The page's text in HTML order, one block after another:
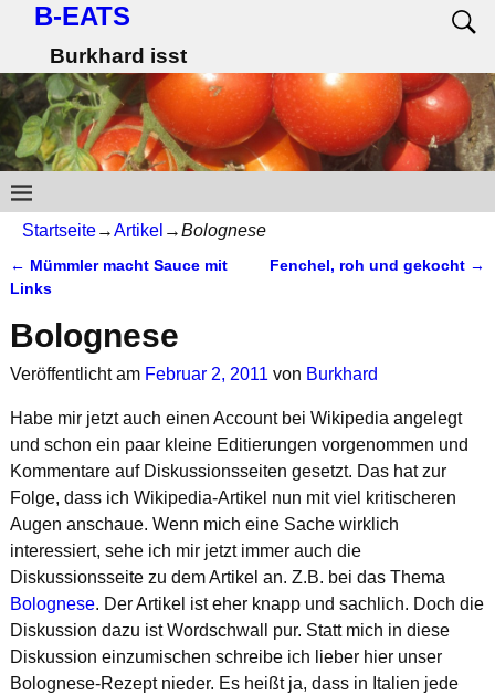
B-EATS
Burkhard isst
Startseite→Artikel →Bolognese
Artikelnavigation
← Mümmler macht Sauce mit
Links
Fenchel, roh und gekocht →
Bolognese
Veröffentlicht am Februar 2, 2011 von Burkhard
Habe mir jetzt auch einen Account bei Wikipedia angelegt
und schon ein paar kleine Editierungen vorgenommen und
Kommentare auf Diskussionsseiten gesetzt. Das hat zur
Folge, dass ich Wikipedia-Artikel nun mit viel kritischeren
Augen anschaue. Wenn mich eine Sache wirklich
interessiert, sehe ich mir jetzt immer auch die
Diskussionsseite zu dem Artikel an. Z.B. bei das Thema
Bolognese. Der Artikel ist eher knapp und sachlich. Doch die
Diskussion dazu ist Wordschwall pur. Statt mich in diese
Diskussion einzumischen schreibe ich lieber hier unser
Bolognese-Rezept nieder. Es heißt ja, dass in Italien jede